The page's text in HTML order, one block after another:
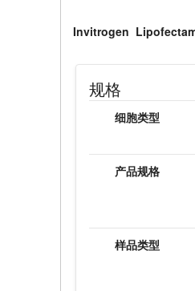
Invitrogen
规格
细胞类型
产品规格
样品类型